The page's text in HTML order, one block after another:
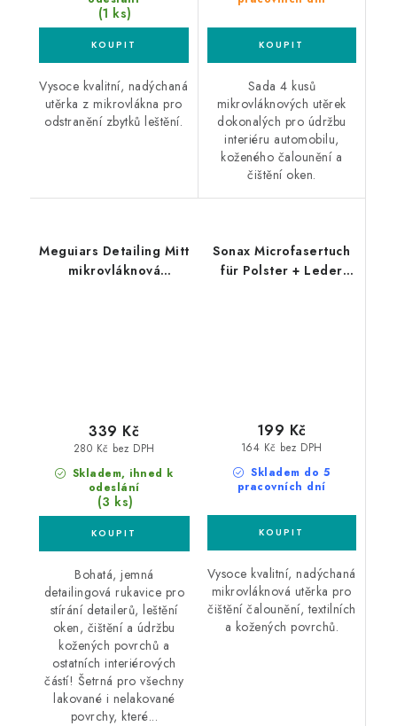
(1 ks)
Vysoce kvalitní, nadýchaná
utěrka z mikrovlákna pro
odstranění zbytků leštění.
Sada 4 kusů
mikrovláknových utěrek
dokonalých pro údržbu
interiéru automobilu,
koženého čalounění a
čištění oken.
Meguiars Detailing Mitt
mikrovláknová
Skladem, ihned k
odeslání
(3 ks)
280 Kč bez DPH
339 Kč
Bohatá, jemná
detailingová rukavice pro
stírání detailerů, leštění
oken, čištění a údržbu
kožených povrchů a
ostatních interiérových
částí! Šetrná pro všechny
lakované i nelakované
povrchy, které...
Sonax Microfasertuch
für Polster + Leder
Skladem do 5
pracovních dní
164 Kč bez DPH
199 Kč
Vysoce kvalitní, nadýchaná
mikrovláknová utěrka pro
čištění čalounění, textilních
a kožených povrchů.